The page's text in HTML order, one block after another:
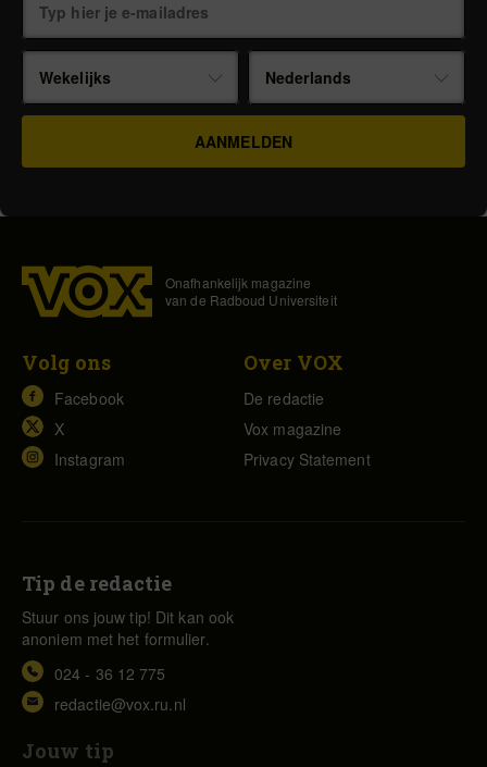
Wekelijks Nederlands
Onafhankelijk magazine
van de Radboud Universiteit
Volg ons
Facebook
X
Instagram
Over VOX
De redactie
Vox magazine
Privacy Statement
Tip de redactie
Stuur ons jouw tip! Dit kan ook
anoniem met het formulier.
024 - 36 12 775
redactie@vox.ru.nl
Jouw tip